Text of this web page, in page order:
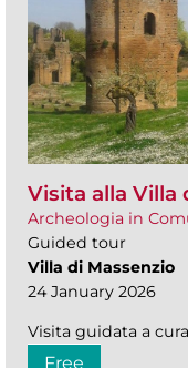
Visita alla Villa
Archeologia in
Guided tour
Villa di Massenzio
24 January 2026
Visita guidata a
Free